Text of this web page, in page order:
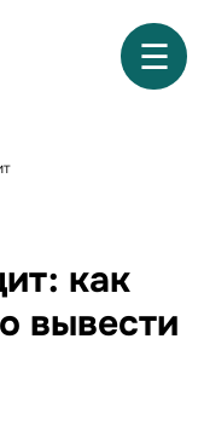
☰
как
вывести